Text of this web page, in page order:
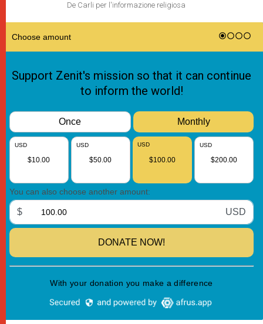
De Carli per l'informazione religiosa